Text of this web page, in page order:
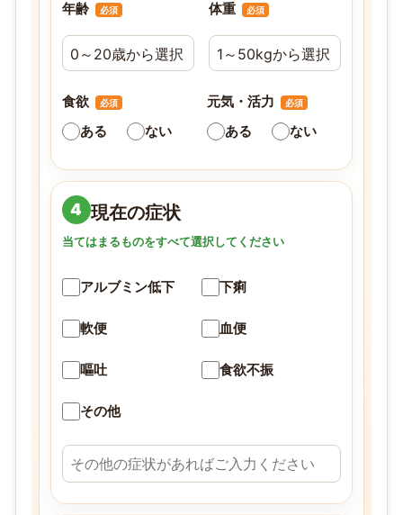
年齢 必須 体重 必須
食欲 必須
ある ない
元気・活力 必須
ある ない
4 現在の症状
当てはまるものをすべて選択してください
アルブミン低下 下痢
軟便 血便
嘔吐 食欲不振
その他